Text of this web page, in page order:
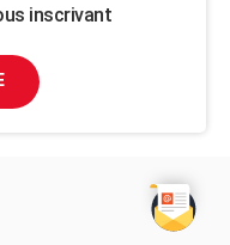
inscrivant